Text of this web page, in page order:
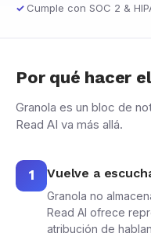
Cumple con SOC 2 &
Por qué hacer
Granola es un bloc de
Read AI va más allá.
1 Vuelve a
Granola no
Read AI ofrece
atribución de